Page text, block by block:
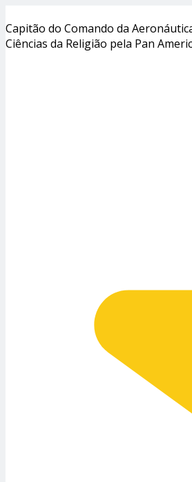
Capitão do Comando da
Ciências da Religião pela Pan